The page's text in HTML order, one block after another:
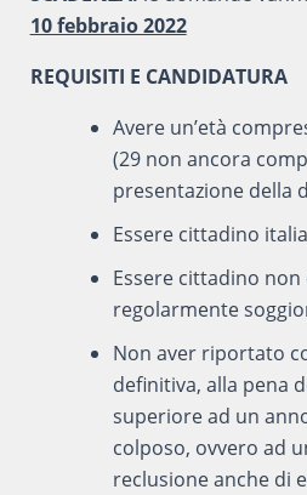
10 febbraio 2022
REQUISITI E CANDIDATURA
Avere un’età
(29 non ancora
presentazione della
Essere cittadino
Essere cittadino
regolarmente
Non aver riportato
definitiva, alla pena
superiore ad un
colposo, ovvero ad
reclusione anche di